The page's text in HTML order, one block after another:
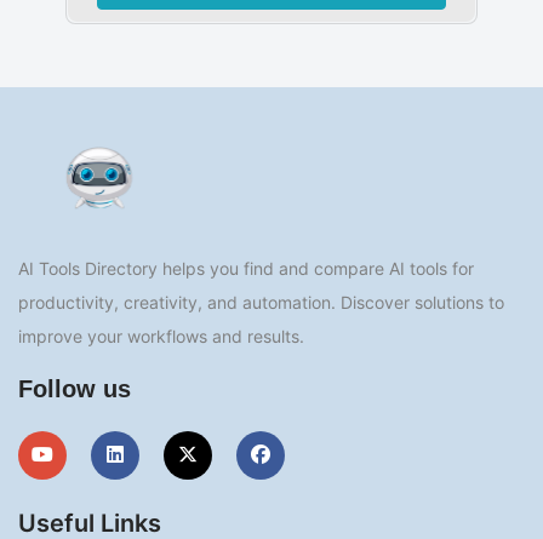
AI Tools Directory helps you find and compare AI tools for
productivity, creativity, and automation. Discover solutions to
improve your workflows and results.
Follow us
Useful Links